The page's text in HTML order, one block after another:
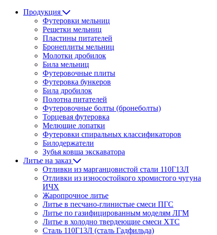
Продукция
Футеровки мельниц
Решетки мельниц
Пластины питателей
Бронеплиты мельниц
Молотки дробилок
Била мельниц
Футеровочные плиты
Футеровка бункеров
Била дробилок
Полотна питателей
Футеровочные болты (бронеболты)
Торцевая футеровка
Мелющие лопатки
Футеровки спиральных классификаторов
Билодержатели
Зубья ковша экскаватора
Литье на заказ
Отливки из марганцовистой стали 110Г13Л
Отливки из износостойкого хромистого чугуна
ИЧХ
Жаропрочное литье
Литье в песчано-глинистые смеси ПГС
Литье по газифицированным моделям ЛГМ
Литье в холодно твердеющие смеси ХТС
Сталь 110Г13Л (сталь Гадфильда)